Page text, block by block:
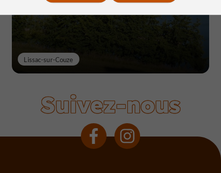
Lissac-sur-Couze
Suivez-nous